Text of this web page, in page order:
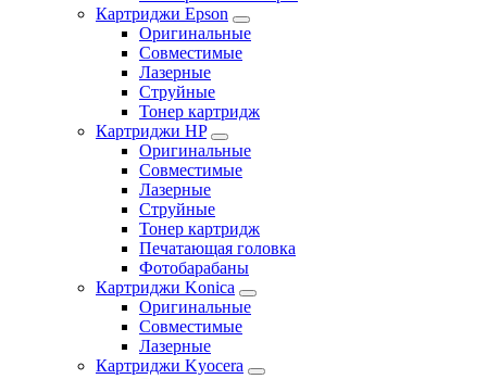
Картриджи Epson
Оригинальные
Совместимые
Лазерные
Струйные
Тонер картридж
Картриджи HP
Оригинальные
Совместимые
Лазерные
Струйные
Тонер картридж
Печатающая головка
Фотобарабаны
Картриджи Konica
Оригинальные
Совместимые
Лазерные
Картриджи Kyocera